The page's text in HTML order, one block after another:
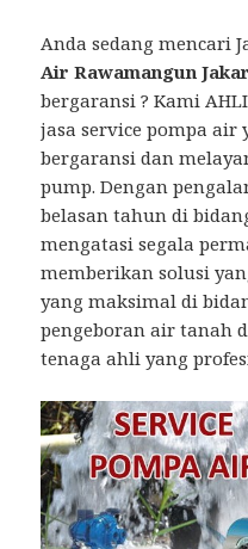
Anda sedang mencari
Air Rawamangun
bergaransi ? Kami
jasa service pompa air
bergaransi dan
pump. Dengan
belasan tahun di
mengatasi segala
memberikan solusi
yang maksimal di
pengeboran air tanah
tenaga ahli yang